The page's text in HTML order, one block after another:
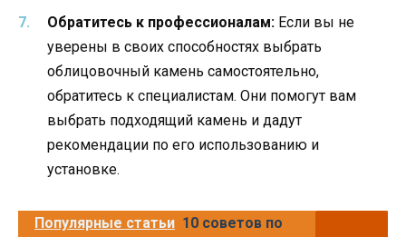
Обратитесь к профессионалам: Если вы не
уверены в своих способностях выбрать
облицовочный камень самостоятельно,
обратитесь к специалистам. Они помогут вам
выбрать подходящий камень и дадут
рекомендации по его использованию и
установке.
Популярные статьи 10 советов по